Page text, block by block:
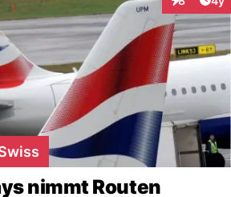
nimmt Routen